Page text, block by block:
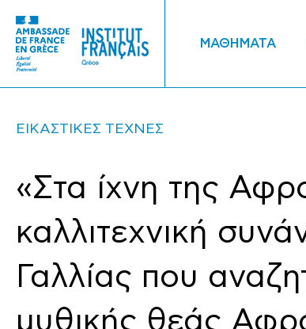
ΜΑΘΗΜΑΤΑ
ΕΙΚΑΣΤΙΚΕΣ ΤΕΧΝΕΣ
«Στα ίχνη της
καλλιτεχνική
Γαλλίας που
μυθικής θεάς